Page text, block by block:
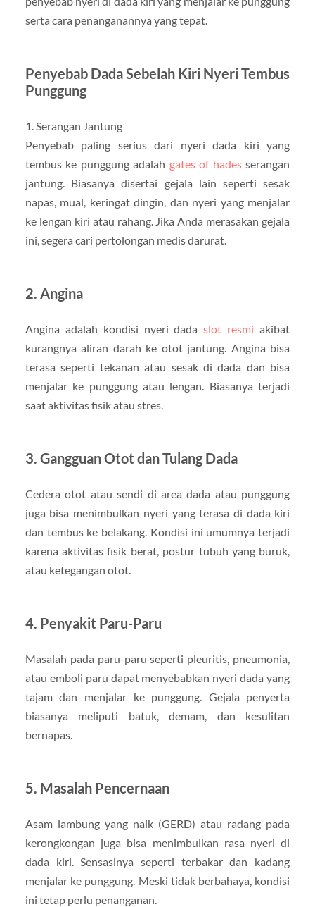
serta cara penanganannya yang tepat.
Penyebab Dada Sebelah Kiri Nyeri Tembus
Punggung
1. Serangan Jantung
Penyebab paling serius dari nyeri dada kiri yang
tembus ke punggung adalah gates of hadesserangan
jantung. Biasanya disertai gejala lain seperti sesak
napas, mual, keringat dingin, dan nyeri yang menjalar
ke lengan kiri atau rahang. Jika Anda merasakan gejala
ini, segera cari pertolongan medis darurat.
2. Angina
Angina adalah kondisi nyeri dadaslot resmi akibat
kurangnya aliran darah ke otot jantung. Angina bisa
terasa seperti tekanan atau sesak di dada dan bisa
menjalar ke punggung atau lengan. Biasanya terjadi
saat aktivitas fisik atau stres.
3. Gangguan Otot dan Tulang Dada
Cedera otot atau sendi di area dada atau punggung
juga bisa menimbulkan nyeri yang terasa di dada kiri
dan tembus ke belakang. Kondisi ini umumnya terjadi
karena aktivitas fisik berat, postur tubuh yang buruk,
atau ketegangan otot.
4. Penyakit Paru-Paru
Masalah pada paru-paru seperti pleuritis, pneumonia,
atau emboli paru dapat menyebabkan nyeri dada yang
tajam dan menjalar ke punggung. Gejala penyerta
biasanya meliputi batuk, demam, dan kesulitan
bernapas.
5. Masalah Pencernaan
Asam lambung yang naik (GERD) atau radang pada
kerongkongan juga bisa menimbulkan rasa nyeri di
dada kiri. Sensasinya seperti terbakar dan kadang
menjalar ke punggung. Meski tidak berbahaya, kondisi
ini tetap perlu penanganan.